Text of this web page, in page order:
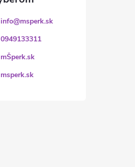
info@msperk.sk
0949133311
mŠperk.sk
msperk.sk